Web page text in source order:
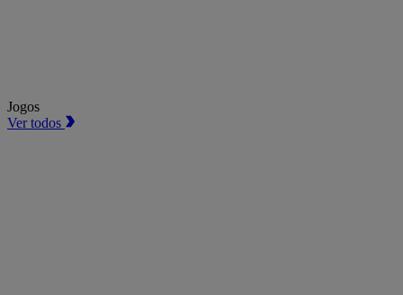
Jogos
Ver todos